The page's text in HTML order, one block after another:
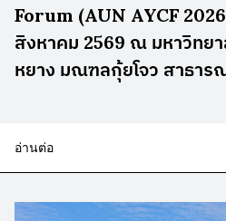
Forum (AUN AYCF
สิงหาคม 2569 ณ มหาวิทยา
หยาง มณฑลกุ้ยโจว สาธาร
อ่านต่อ